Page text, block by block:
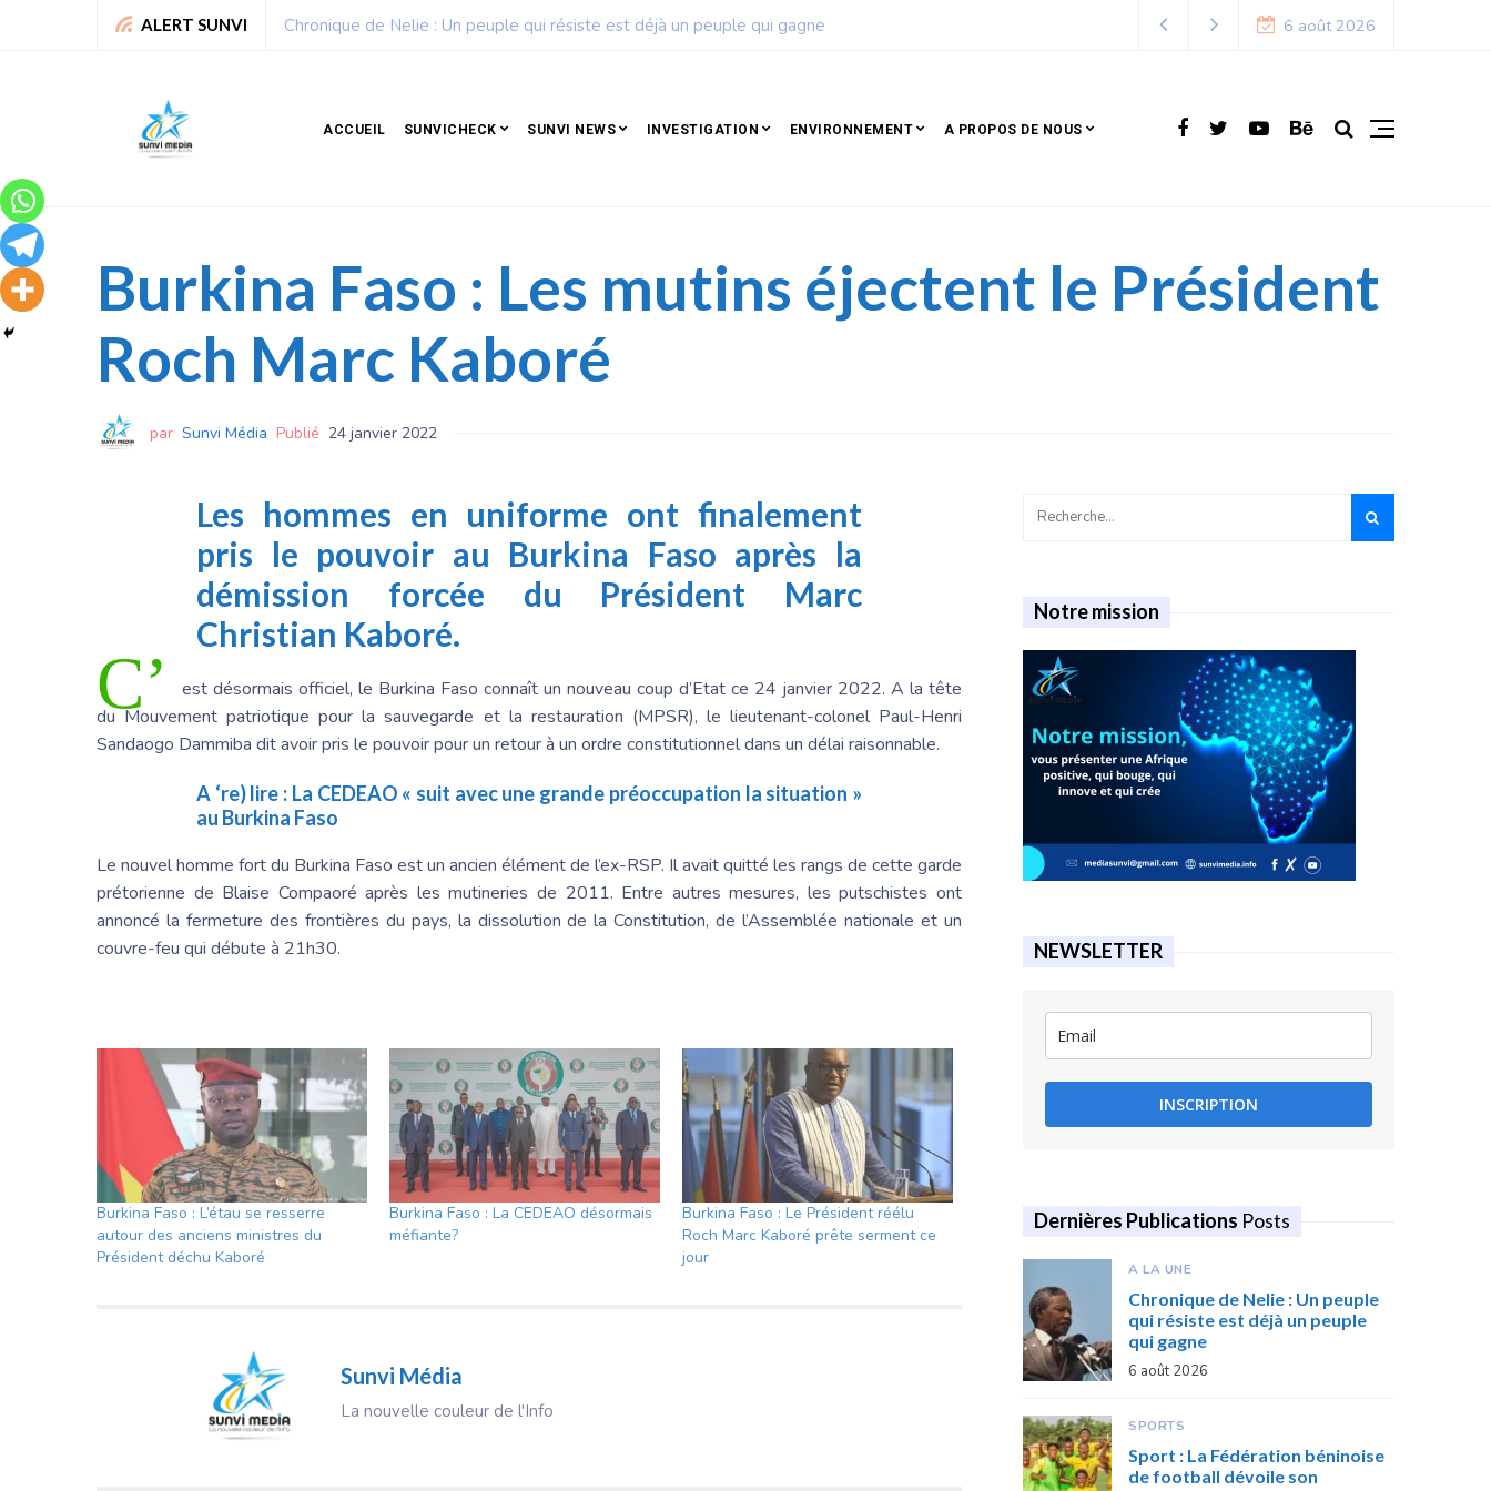
ALERT SUNVI
Chronique de Nelie : Un peuple qui résiste est déjà un peuple qui gagne Sport : La Fédération béninoise de football dévoile son
6 août 2026
ACCUEIL SUNVICHECK SUNVI NEWS INVESTIGATION ENVIRONNEMENT A PROPOS DE NOUS
Burkina Faso : Les mutins éjectent le Président
Roch Marc Kaboré
par Sunvi Média Publié 24 janvier 2022
Les hommes en uniforme ont finalement
pris le pouvoir au Burkina Faso après la
démission forcée du Président Marc
Christian Kaboré.
C’
est désormais officiel, le Burkina Faso connaît un nouveau coup d’Etat ce 24 janvier 2022. A la tête
du Mouvement patriotique pour la sauvegarde et la restauration (MPSR), le lieutenant-colonel Paul-Henri
Sandaogo Dammiba dit avoir pris le pouvoir pour un retour à un ordre constitutionnel dans un délai raisonnable.
A ‘re) lire : La CEDEAO « suit avec une grande préoccupation la situation »
au Burkina Faso
Le nouvel homme fort du Burkina Faso est un ancien élément de l’ex-RSP. Il avait quitté les rangs de cette garde
prétorienne de Blaise Compaoré après les mutineries de 2011. Entre autres mesures, les putschistes ont
annoncé la fermeture des frontières du pays, la dissolution de la Constitution, de l’Assemblée nationale et un
couvre-feu qui débute à 21h30.
Burkina Faso : L’étau se resserre
autour des anciens ministres du
Président déchu Kaboré
Burkina Faso : La CEDEAO désormais
méfiante?
Burkina Faso : Le Président réélu
Roch Marc Kaboré prête serment ce
jour
Sunvi Média
La nouvelle couleur de l'Info
Notre mission
NEWSLETTER
INSCRIPTION
Dernières Publications Posts
A LA UNE
Chronique de Nelie : Un peuple
qui résiste est déjà un peuple
qui gagne
6 août 2026
SPORTS
Sport : La Fédération béninoise
de football dévoile son